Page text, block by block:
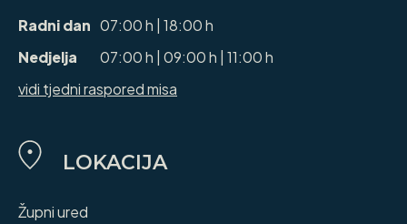
Radni dan 07:00 h | 18:00 h
Nedjelja
07:00 h | 09:00 h | 11:00 h
vidi tjedni raspored misa
LOKACIJA
Župni ured